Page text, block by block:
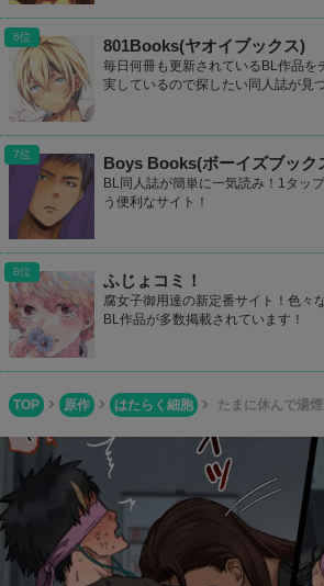
801Books(ヤオイブックス)
毎日何冊も更新されているBL作品を
実しているので探したい同人誌が見
Boys Books(ボーイズブック
BL同人誌が簡単に一気読み！1タッ
う便利なサイト！
ふじょコミ！
腐女子御用達の新定番サイト！色々
BL作品が多数掲載されています！
TOP 原作 はたらく細胞 たまに休んで湯